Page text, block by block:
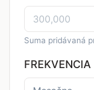
Suma pridávaná